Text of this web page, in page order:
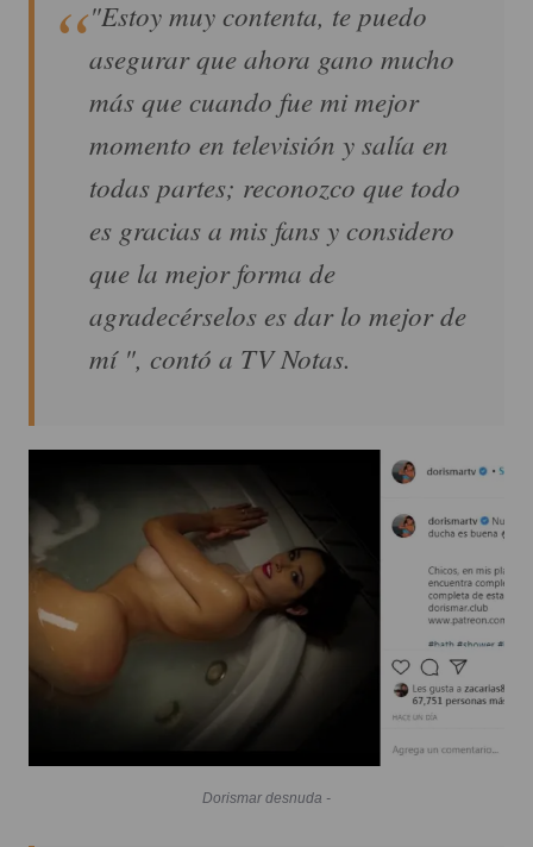
"Estoy muy contenta, te puedo
asegurar que ahora gano mucho
más que cuando fue mi mejor
momento en televisión y salía en
todas partes; reconozco que todo
es gracias a mis fans y considero
que la mejor forma de
agradecérselos es dar lo mejor de
mí ", contó a TV Notas.
Dorismar desnuda -